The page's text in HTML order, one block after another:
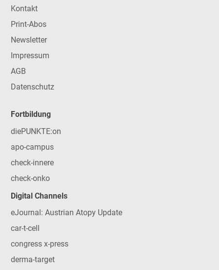
Kontakt
Print-Abos
Newsletter
Impressum
AGB
Datenschutz
Fortbildung
diePUNKTE:on
apo-campus
check-innere
check-onko
Digital Channels
eJournal: Austrian Atopy Update
car-t-cell
congress x-press
derma-target